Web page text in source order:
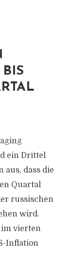
ein Drittel
aus, dass die
Quartal
russischen
wird.
im vierten
Inflation